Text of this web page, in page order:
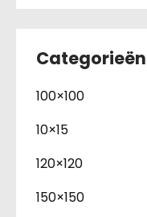
Categorieën
100×100
10×15
120×120
150×150